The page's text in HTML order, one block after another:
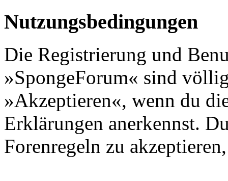
Nutzungsbedingungen
Die Registrierung und
»SpongeForum« sind
»Akzeptieren«, wenn du
Erklärungen anerkennst.
Forenregeln zu